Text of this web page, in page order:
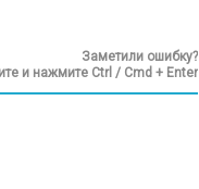
Заметили ошибку?
и нажмите Ctrl / Cmd + Enter